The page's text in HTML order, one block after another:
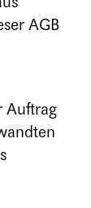
AGB
Auftrag